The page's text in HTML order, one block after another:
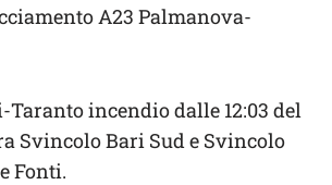
A23 Palmanova-
Taranto incendio dalle 12:03 del
Svincolo Bari Sud e Svincolo
Fonti.